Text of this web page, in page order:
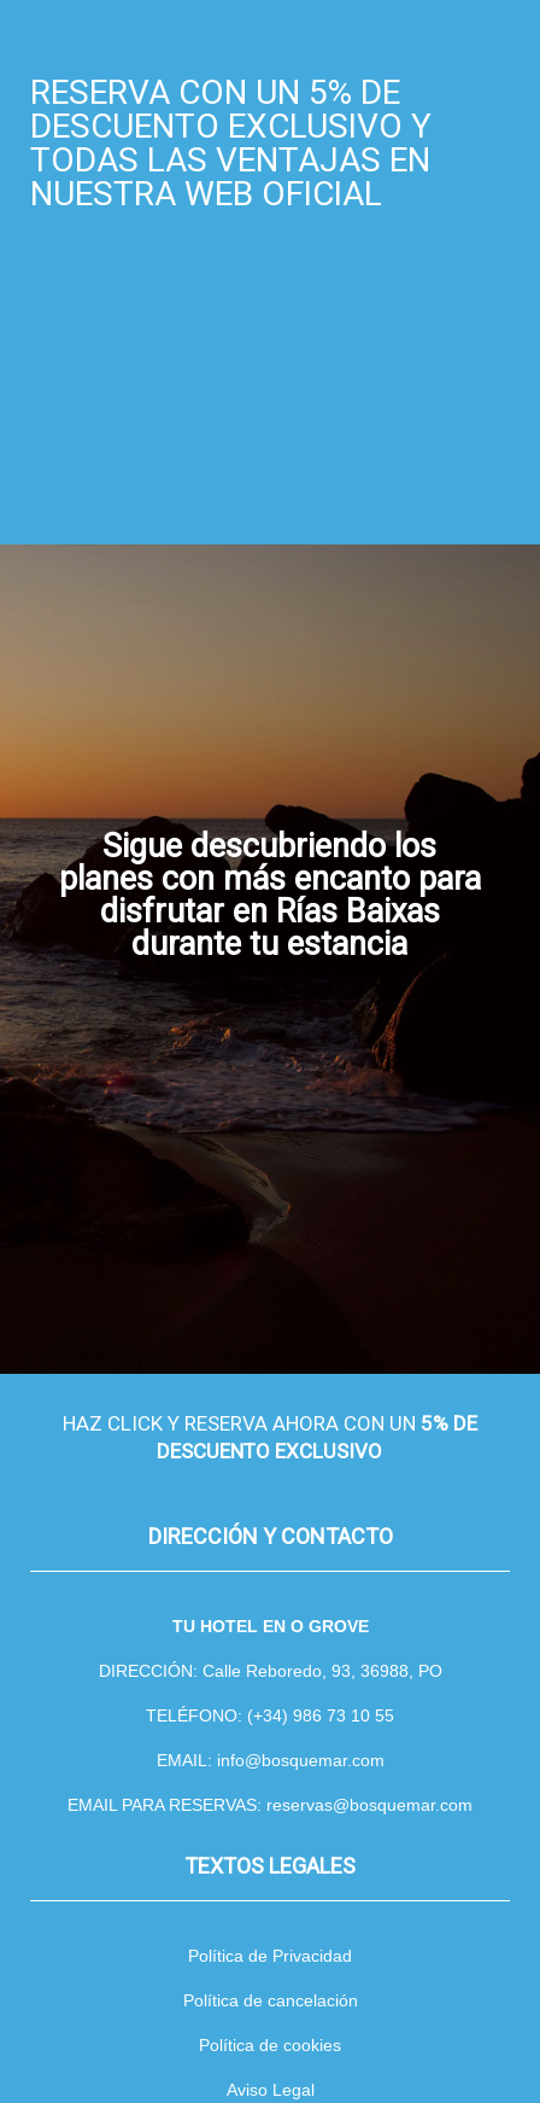
RESERVA CON UN 5% DE
DESCUENTO EXCLUSIVO Y
TODAS LAS VENTAJAS EN
NUESTRA WEB OFICIAL
Sigue descubriendo los
planes con más encanto para
disfrutar en Rías Baixas
durante tu estancia
HAZ CLICK Y RESERVA AHORA CON UN 5% DE
DESCUENTO EXCLUSIVO
DIRECCIÓN Y CONTACTO
TU HOTEL EN O GROVE
DIRECCIÓN: Calle Reboredo, 93, 36988, PO
TELÉFONO: (+34) 986 73 10 55
EMAIL: info@bosquemar.com
EMAIL PARA RESERVAS: reservas@bosquemar.com
TEXTOS LEGALES
Política de Privacidad
Política de cancelación
Política de cookies
Aviso Legal